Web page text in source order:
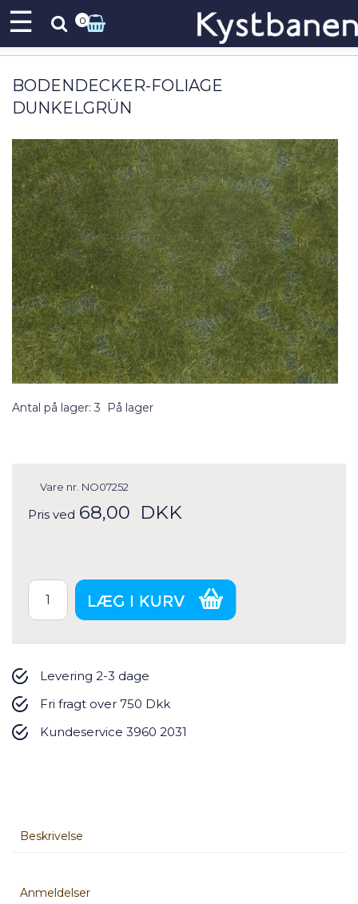
☰ 0
BODENDECKER-FOLIAGE
DUNKELGRÜN
Antal på lager: 3 På lager
Vare nr. NO07252
Pris ved 68,00 DKK
Levering 2-3 dage
Fri fragt over 750 Dkk
Kundeservice 3960 2031
Beskrivelse
Anmeldelser